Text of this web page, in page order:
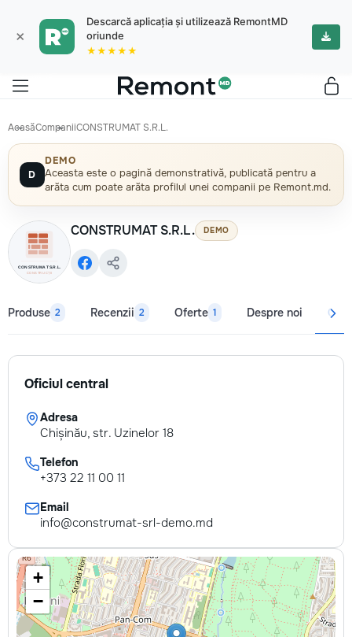
×
Descarcă aplicația și utilizează RemontMD
oriunde
★★★★★
AcasăCompaniiCONSTRUMAT S.R.L.
D
DEMO
Aceasta este o pagină demonstrativă, publicată pentru a
arăta cum poate arăta profilul unei companii pe Remont.md.
CONSTRUMAT S.R.L. DEMO
Produse 2 Recenzii 2 Oferte 1 Despre noi
Oficiul central
Adresa
Chișinău, str. Uzinelor 18
Telefon
+373 22 11 00 11
Email
info@construmat-srl-demo.md
+
−